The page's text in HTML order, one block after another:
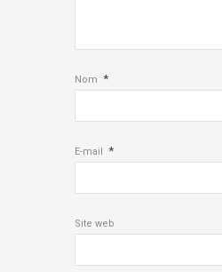
Nom *
E-mail *
Site web